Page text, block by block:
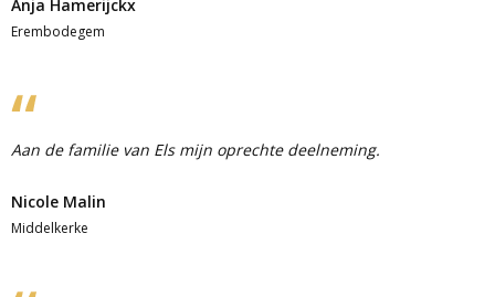
Anja Hamerijckx
Erembodegem
Aan de familie van Els mijn oprechte deelneming.
Nicole Malin
Middelkerke